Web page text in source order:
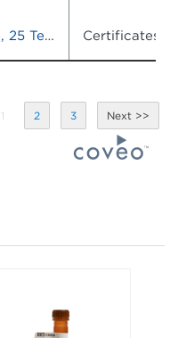
DURAClone IM B Cells Tube, 25 Tests, RUO Certificates
1 2 3